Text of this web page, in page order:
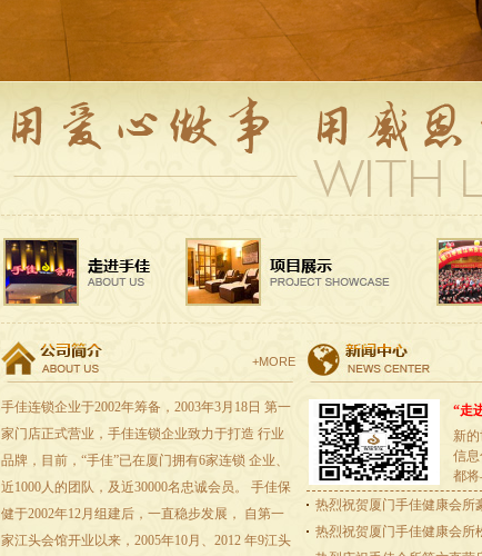
+MORE
手佳连锁企业于2002年筹备，2003年3月18日 第一
家门店正式营业，手佳连锁企业致力于打造 行业
品牌，目前，“手佳”已在厦门拥有6家连锁 企业、
近1000人的团队，及近30000名忠诚会员。 手佳保
健于2002年12月组建后，一直稳步发展， 自第一
家江头会馆开业以来，2005年10月、2012 年9江头
“走
新
信
都
热烈祝贺厦门手佳健康会
热烈祝贺厦门手佳健康会